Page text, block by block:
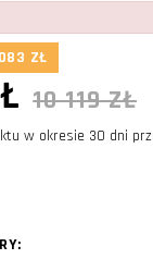
ZŁ
10 119 ZŁ
w okresie 30 dni